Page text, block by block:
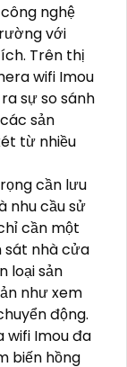
nghệ
với
Trên thị
wifi Imou
sự so sánh
sản
từ nhiều
cần lưu
nhu cầu sử
cần một
sát nhà cửa
loại sản
như xem
động.
wifi Imou đa
biến hồng